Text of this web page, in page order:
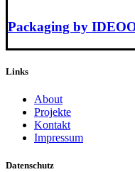
Packaging by
Links
About
Projekte
Kontakt
Impressum
Datenschutz